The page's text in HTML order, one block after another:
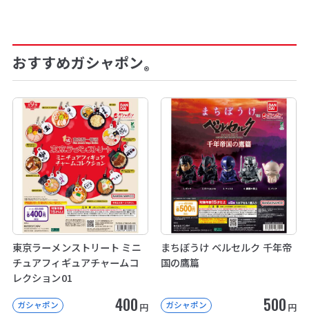
おすすめガシャポン®
東京ラーメンストリート ミニ
チュアフィギュアチャームコ
レクション01
ガシャポン 400 円
まちぼうけ ベルセルク 千年帝
国の鷹篇
ガシャポン 500 円